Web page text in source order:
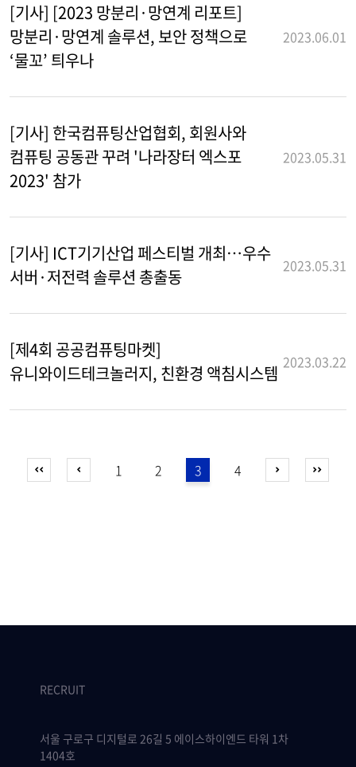
[기사] [2023 망분리·망연계 리포트]
망분리·망연계 솔루션, 보안 정책으로
‘물꼬’ 틔우나
2023.06.01
[기사] 한국컴퓨팅산업협회, 회원사와
컴퓨팅 공동관 꾸려 '나라장터 엑스포
2023' 참가
2023.05.31
[기사] ICT기기산업 페스티벌 개최…우수
서버·저전력 솔루션 총출동
2023.05.31
[제4회 공공컴퓨팅마켓]
유니와이드테크놀러지, 친환경 액침시스템 2023.03.22
1 2 3 4
RECRUIT
서울 구로구 디지털로 26길 5 에이스하이엔드 타워 1차
1404호